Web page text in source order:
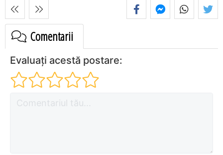
Comentarii
Evaluați acestă postare: